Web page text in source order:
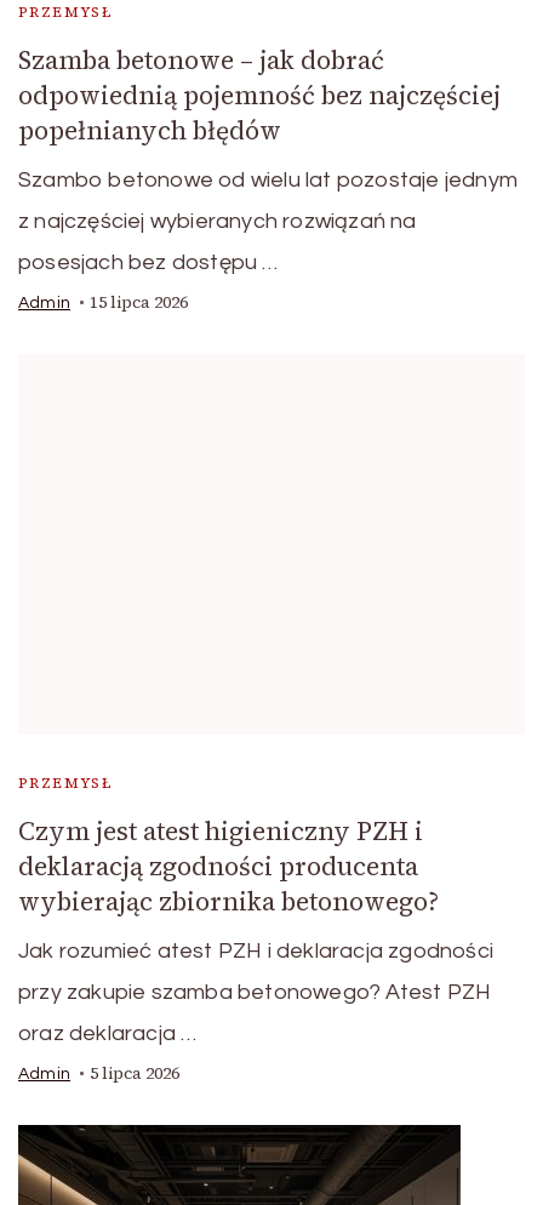
PRZEMYSŁ
Szamba betonowe – jak dobrać
odpowiednią pojemność bez najczęściej
popełnianych błędów
Szambo betonowe od wielu lat pozostaje jednym
z najczęściej wybieranych rozwiązań na
posesjach bez dostępu …
Admin 15 lipca 2026
PRZEMYSŁ
Czym jest atest higieniczny PZH i
deklaracją zgodności producenta
wybierając zbiornika betonowego?
Jak rozumieć atest PZH i deklaracja zgodności
przy zakupie szamba betonowego? Atest PZH
oraz deklaracja …
Admin 5 lipca 2026